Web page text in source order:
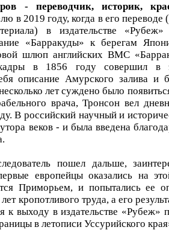
- переводчик, историк,
в 2019 году, когда в его
в издательстве
«Барракуды» к берегам
шлюп английских ВМС
в 1856 году совершил в
описание Амурского залива и
лет суждено было
врача, Тронсон вел
В российский научный и
веков - и была введена
пошел дальше,
европейцы оказались на
Приморьем, и попытались ее
кропотливого труда, а его
к выходу в издательстве
в летописи Уссурийского